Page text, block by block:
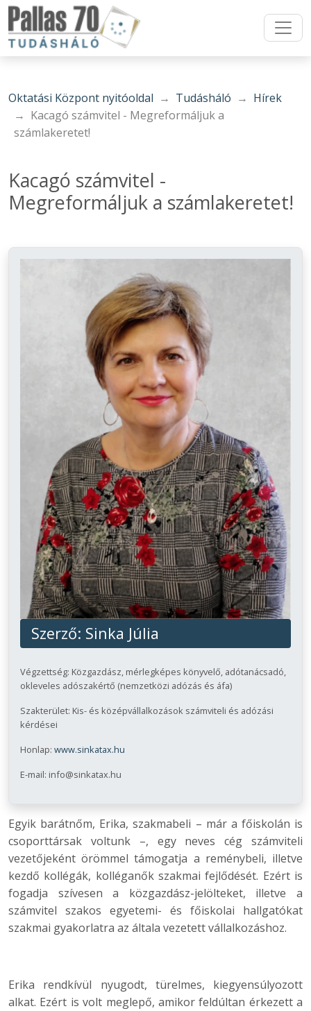
Oktatási Központ nyitóoldal Tudásháló
Hírek
Kacagó számvitel - Megreformáljuk a
számlakeretet!
Kacagó számvitel -
Megreformáljuk a számlakeretet!
Szerző: Sinka Júlia
Végzettség: Közgazdász, mérlegképes könyvelő, adótanácsadó,
okleveles adószakértő (nemzetközi adózás és áfa)
Szakterület: Kis- és középvállalkozások számviteli és adózási
kérdései
Honlap: www.sinkatax.hu
E-mail: info@sinkatax.hu
Egyik barátnőm, Erika, szakmabeli – már a főiskolán is
csoporttársak voltunk –, egy neves cég számviteli
vezetőjeként örömmel támogatja a reménybeli, illetve
kezdő kollégák, kolléganők szakmai fejlődését. Ezért is
fogadja szívesen a közgazdász-jelölteket, illetve a
számvitel szakos egyetemi- és főiskolai hallgatókat
szakmai gyakorlatra az általa vezetett vállalkozáshoz.
Erika rendkívül nyugodt, türelmes, kiegyensúlyozott
alkat. Ezért is volt meglepő, amikor feldúltan érkezett a